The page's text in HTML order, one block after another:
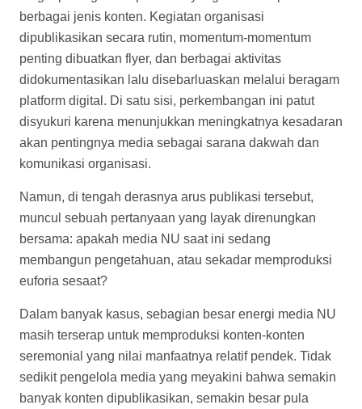
berbagai jenis konten. Kegiatan organisasi
dipublikasikan secara rutin, momentum-momentum
penting dibuatkan flyer, dan berbagai aktivitas
didokumentasikan lalu disebarluaskan melalui beragam
platform digital. Di satu sisi, perkembangan ini patut
disyukuri karena menunjukkan meningkatnya kesadaran
akan pentingnya media sebagai sarana dakwah dan
komunikasi organisasi.
Namun, di tengah derasnya arus publikasi tersebut,
muncul sebuah pertanyaan yang layak direnungkan
bersama: apakah media NU saat ini sedang
membangun pengetahuan, atau sekadar memproduksi
euforia sesaat?
Dalam banyak kasus, sebagian besar energi media NU
masih terserap untuk memproduksi konten-konten
seremonial yang nilai manfaatnya relatif pendek. Tidak
sedikit pengelola media yang meyakini bahwa semakin
banyak konten dipublikasikan, semakin besar pula